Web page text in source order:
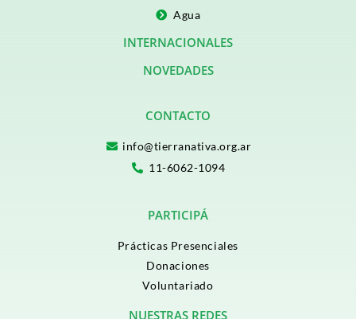
Agua
INTERNACIONALES
NOVEDADES
CONTACTO
info@tierranativa.org.ar
11-6062-1094
PARTICIPÁ
Prácticas Presenciales
Donaciones
Voluntariado
NUESTRAS REDES